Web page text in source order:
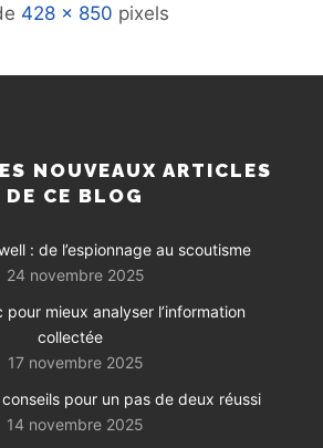
428 × 850 pixels
NOUVEAUX ARTICLES
DE CE BLOG
: de l’espionnage au scoutisme
24 novembre 2025
pour mieux analyser l’information
collectée
17 novembre 2025
conseils pour un pas de deux réussi
14 novembre 2025